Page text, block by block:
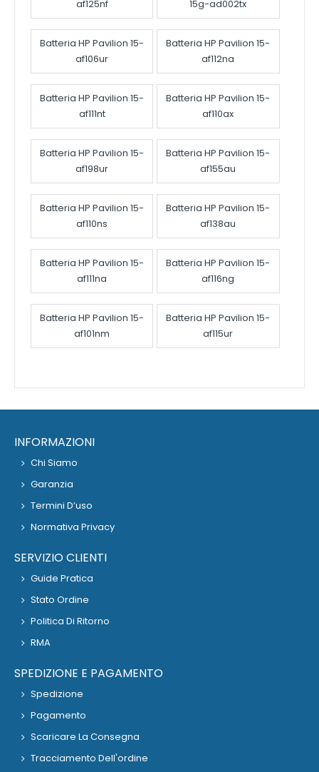
af125nf
15g-ad002tx
Batteria HP Pavilion 15-
af106ur
Batteria HP Pavilion 15-
af112na
Batteria HP Pavilion 15-
af111nt
Batteria HP Pavilion 15-
af110ax
Batteria HP Pavilion 15-
af198ur
Batteria HP Pavilion 15-
af155au
Batteria HP Pavilion 15-
af110ns
Batteria HP Pavilion 15-
af138au
Batteria HP Pavilion 15-
af111na
Batteria HP Pavilion 15-
af116ng
Batteria HP Pavilion 15-
af101nm
Batteria HP Pavilion 15-
af115ur
INFORMAZIONI
Chi Siamo
Garanzia
Termini D’uso
Normativa Privacy
SERVIZIO CLIENTI
Guide Pratica
Stato Ordine
Politica Di Ritorno
RMA
SPEDIZIONE E PAGAMENTO
Spedizione
Pagamento
Scaricare La Consegna
Tracciamento Dell'ordine